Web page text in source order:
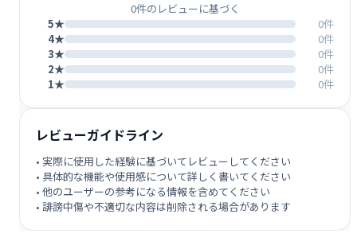
0件のレビューに基づく
5★
0件
4★
0件
3★
0件
2★
0件
1★
0件
レビューガイドライン
• 実際に使用した経験に基づいてレビューしてください
• 具体的な機能や使用感について詳しく書いてください
• 他のユーザーの参考になる情報を含めてください
• 誹謗中傷や不適切な内容は削除される場合があります